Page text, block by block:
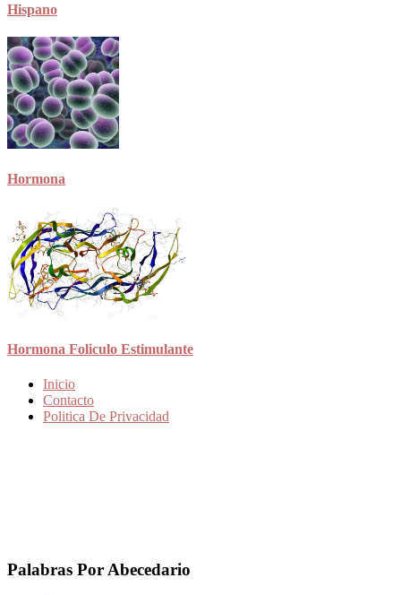
Hispano
Hormona
Hormona Foliculo Estimulante
Inicio
Contacto
Politica De Privacidad
Palabras Por Abecedario